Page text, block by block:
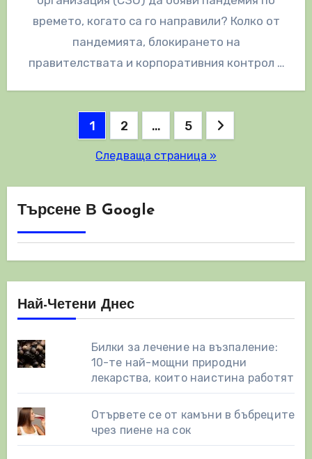
времето, когато са го направили? Колко от
пандемията, блокирането на
правителствата и корпоративния контрол е
Разделяне
публикациите
на
страници
1 2 … 5
Следваща страница »
Търсене В Google
Най-Четени Днес
Билки за лечение на възпаление:
10-те най-мощни природни
лекарства, които наистина работят
Отървете се от камъни в бъбреците
чрез пиене на сок